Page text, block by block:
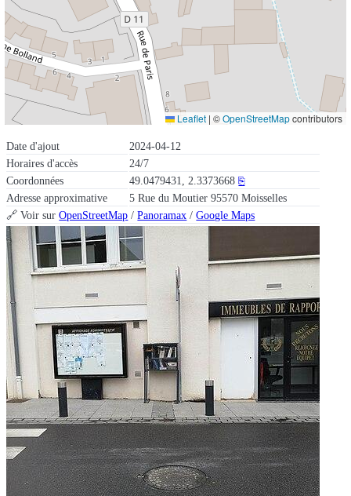
Date d'ajout
2024-04-12
Horaires d'accès
24/7
Coordonnées
49.0479431, 2.3373668 ⎘
Adresse approximative
5 Rue du Moutier 95570 Moisselles
🔗 Voir surOpenStreetMap /Panoramax /Google Maps
Leaflet | ©OpenStreetMapcontributors